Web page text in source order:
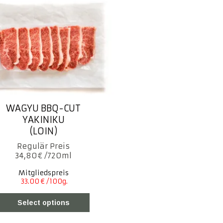
WAGYU BBQ-CUT
YAKINIKU
(LOIN)
34,80€
Mitgliedspreis
Select options